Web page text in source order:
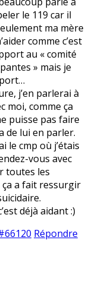
le 119 car il
ma mère
comme c’est
au « comité
» mais je
j’en parlerai à
moi, comme ça
puisse pas faire
de lui en parler.
le cmp où j’étais
vous avec
toutes les
ça a fait ressurgir
déjà aidant :)
Répondre